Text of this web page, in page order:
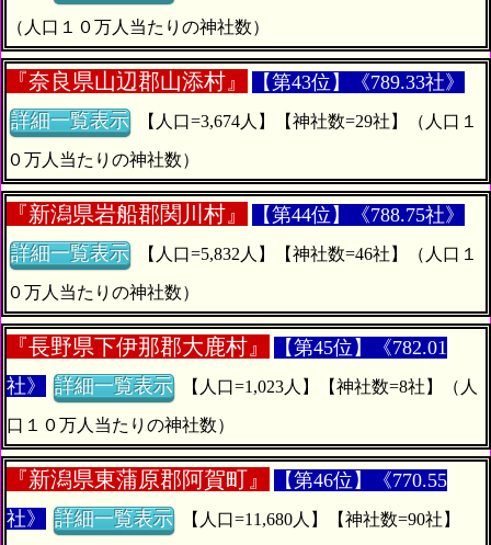
（人口１０万人当たりの神社数）
『奈良県山辺郡山添村』
【第43位】《789.33社》
詳細一覧表示
０万人当たりの神社数）
『新潟県岩船郡関川村』
【第44位】《788.75社》
詳細一覧表示
０万人当たりの神社数）
『長野県下伊那郡大鹿村』
【第45位】《782.01
社》
詳細一覧表示
口１０万人当たりの神社数）
『新潟県東蒲原郡阿賀町』
【第46位】《770.55
社》
詳細一覧表示